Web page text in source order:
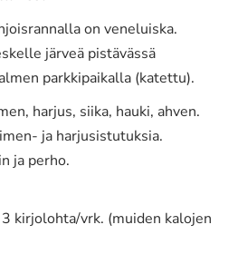
on veneluiska.
järveä pistävässä
parkkipaikalla (katettu).
harjus, siika, hauki, ahven.
ja harjusistutuksia.
ja perho.
3 kirjolohta/vrk. (muiden kalojen